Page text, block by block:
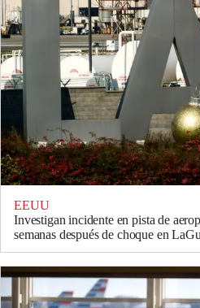
EEUU
Investigan incidente en pista de
semanas después de choque en